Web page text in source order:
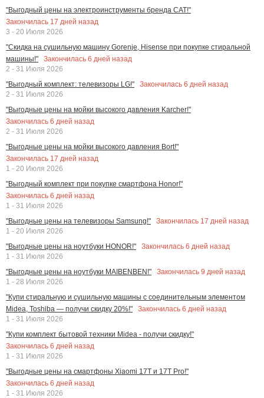
"Выгодный цены на электроинструменты бренда CAT!"
Закончилась 17 дней назад
3 - 20 Июля 2026
"Скидка на сушильную машину Gorenje, Hisense при покупке стиральной
машины!"
Закончилась 6 дней назад
2 - 31 Июля 2026
"Выгодный комплект: телевизоры LG!"
Закончилась 6 дней назад
2 - 31 Июля 2026
"Выгодные цены на мойки высокого давления Karcher!"
Закончилась 6 дней назад
2 - 31 Июля 2026
"Выгодные цены на мойки высокого давления Bort!"
Закончилась 17 дней назад
1 - 20 Июля 2026
"Выгодный комплект при покупке смартфона Honor!"
Закончилась 6 дней назад
1 - 31 Июля 2026
"Выгодные цены на телевизоры Samsung!"
Закончилась 17 дней назад
1 - 20 Июля 2026
"Выгодные цены на ноутбуки HONOR!"
Закончилась 6 дней назад
1 - 31 Июля 2026
"Выгодные цены на ноутбуки MAIBENBEN!"
Закончилась 9 дней назад
1 - 28 Июля 2026
"Купи стиральную и сушильную машины с соединительным элементом
Midea, Toshiba — получи скидку 20%!"
Закончилась 6 дней назад
1 - 31 Июля 2026
"Купи комплект бытовой техники Midea - получи скидку!"
Закончилась 6 дней назад
1 - 31 Июля 2026
"Выгодные цены на смартфоны Xiaomi 17T и 17T Pro!"
Закончилась 6 дней назад
1 - 31 Июля 2026